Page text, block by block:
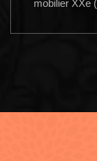
mobilier XXe